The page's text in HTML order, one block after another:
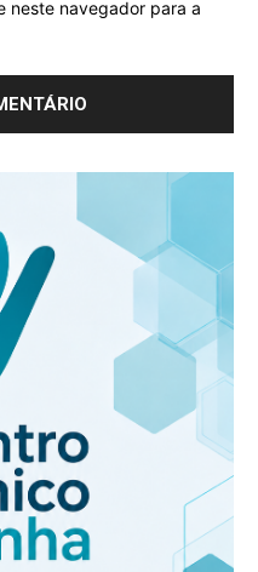
neste navegador para a